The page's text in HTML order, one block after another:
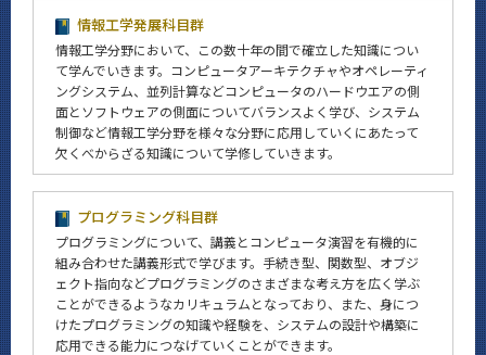
情報工学発展科目群
情報工学分野において、この数十年の間で確立した知識につい
て学んでいきます。コンピュータアーキテクチャやオペレーティ
ングシステム、並列計算などコンピュータのハードウエアの側
面とソフトウェアの側面についてバランスよく学び、システム
制御など情報工学分野を様々な分野に応用していくにあたって
欠くべからざる知識について学修していきます。
プログラミング科目群
プログラミングについて、講義とコンピュータ演習を有機的に
組み合わせた講義形式で学びます。手続き型、関数型、オブジ
ェクト指向などプログラミングのさまざまな考え方を広く学ぶ
ことができるようなカリキュラムとなっており、また、身につ
けたプログラミングの知識や経験を、システムの設計や構築に
応用できる能力につなげていくことができます。